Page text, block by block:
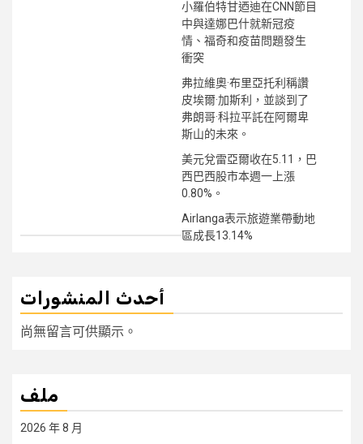
小羅伯特甘迺迪在CNN節目
中與達娜巴什就新冠疫
情、福奇和疫苗問題發生
衝突
弗拉維奧·布里亞托利稱讚
皮埃爾·加斯利，並談到了
弗朗哥·科拉平託在阿爾卑
斯山的未來。
美元兌雷亞爾收在5.11，巴
西巴西股市本週一上漲
0.80%。
Airlanga表示旅遊業帶動地
區成長13.14%
أحدث المنشورات
尚無留言可供顯示。
ملف
2026 年 8 月